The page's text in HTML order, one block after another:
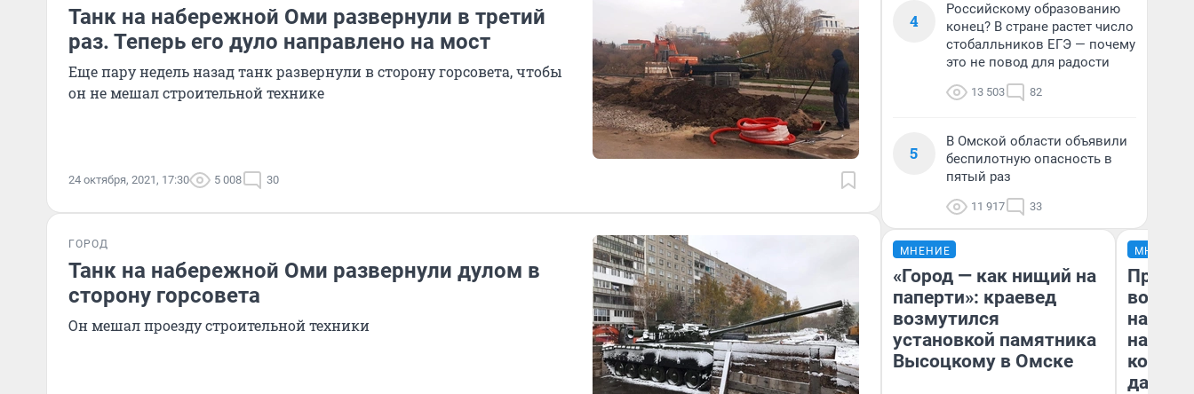
Танк на набережной Оми развернули в третий
раз. Теперь его дуло направлено на мост
Еще пару недель назад танк развернули в сторону горсовета, чтобы
он не мешал строительной технике
24 октября, 2021, 17:30 5 008 30
ГОРОД
Танк на набережной Оми развернули дулом в
сторону горсовета
Он мешал проезду строительной техники
4
Российскому образованию
конец? В стране растет число
стобалльников ЕГЭ — почему
это не повод для радости
13 503 82
5
В Омской области объявили
беспилотную опасность в
пятый раз
11 917 33
МНЕНИЕ
«Город — как нищий на
паперти»: краевед
возмутился
установкой памятника
Высоцкому в Омске
МНЕНИЕ
нам
даже